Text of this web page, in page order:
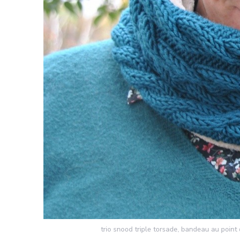
trio snood triple torsade, bandeau au